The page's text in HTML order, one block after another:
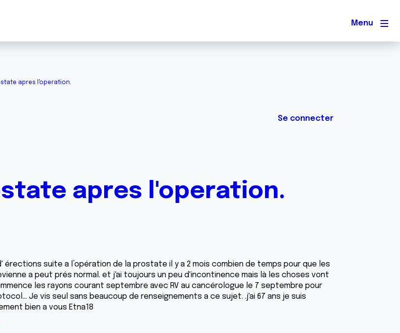
Menu
apres l'operation.
Se connecter
apres l'operation.
érections suite a l’opération de la prostate il y a 2 mois combien de temps pour que les
a peut prés normal. et j'ai toujours un peu d'incontinence mais là les choses vont
les rayons courant septembre avec RV au cancérologue le 7 septembre pour
Je vis seul sans beaucoup de renseignements a ce sujet. .j'ai 67 ans je suis
bien a vous Etna18